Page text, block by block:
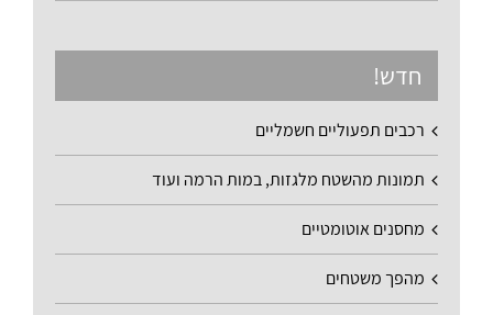
חדש!
רכבים תפעוליים חשמליים
תמונות מהשטח מלגזות, במות הרמה ועוד
מחסנים אוטומטיים
מהפך משטחים